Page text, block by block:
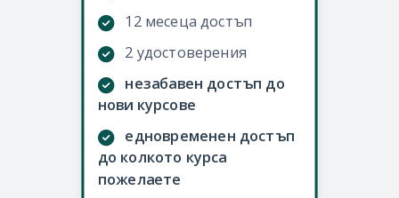
12 месеца достъп
2 удостоверения
незабавен достъп до
нови курсове
едновременен достъп
до колкото курса
пожелаете